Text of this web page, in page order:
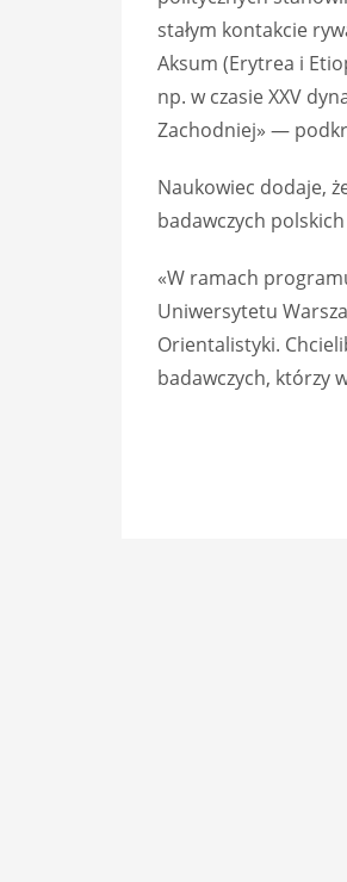
stałym kontakcie
Aksum (Erytrea i
np. w czasie XXV
Zachodniej» —
Naukowiec dodaje,
badawczych
«W ramach
Uniwersytetu
Orientalistyki.
badawczych, którzy